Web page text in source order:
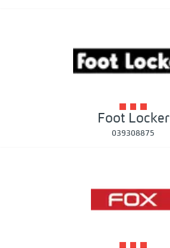
Foot Locker
039308875